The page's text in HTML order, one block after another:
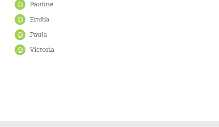
Pauline
Emilia
Paula
Victoria